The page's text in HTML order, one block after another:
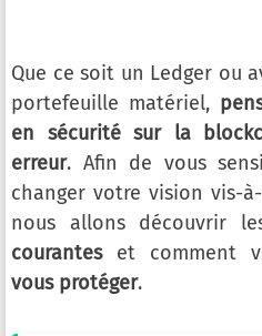
Que ce soit un Ledger ou
portefeuille matériel,
en sécurité sur la
erreur. Afin de vous
changer votre vision vis-
nous allons découvrir
couranteset comment
vous protéger.